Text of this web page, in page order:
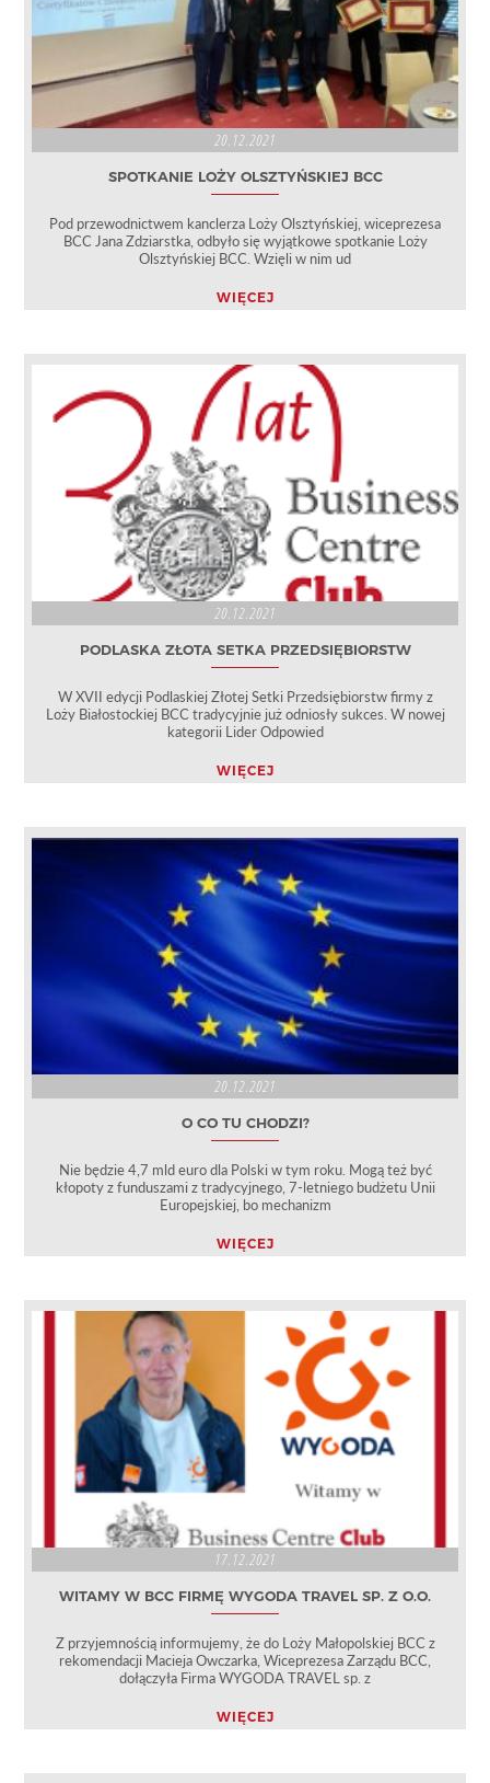
20.12.2021
SPOTKANIE LOŻY OLSZTYŃSKIEJ BCC
Pod przewodnictwem kanclerza Loży Olsztyńskiej, wiceprezesa
BCC Jana Zdziarstka, odbyło się wyjątkowe spotkanie Loży
Olsztyńskiej BCC. Wzięli w nim ud
WIĘCEJ
20.12.2021
PODLASKA ZŁOTA SETKA PRZEDSIĘBIORSTW
W XVII edycji Podlaskiej Złotej Setki Przedsiębiorstw firmy z
Loży Białostockiej BCC tradycyjnie już odniosły sukces. W nowej
kategorii Lider Odpowied
WIĘCEJ
20.12.2021
O CO TU CHODZI?
Nie będzie 4,7 mld euro dla Polski w tym roku. Mogą też być
kłopoty z funduszami z tradycyjnego, 7-letniego budżetu Unii
Europejskiej, bo mechanizm
WIĘCEJ
17.12.2021
WITAMY W BCC FIRMĘ WYGODA TRAVEL SP. Z O.O.
Z przyjemnością informujemy, że do Loży Małopolskiej BCC z
rekomendacji Macieja Owczarka, Wiceprezesa Zarządu BCC,
dołączyła Firma WYGODA TRAVEL sp. z
WIĘCEJ